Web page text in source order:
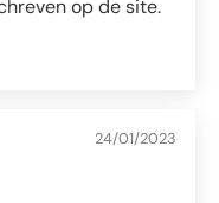
op de site.
24/01/2023